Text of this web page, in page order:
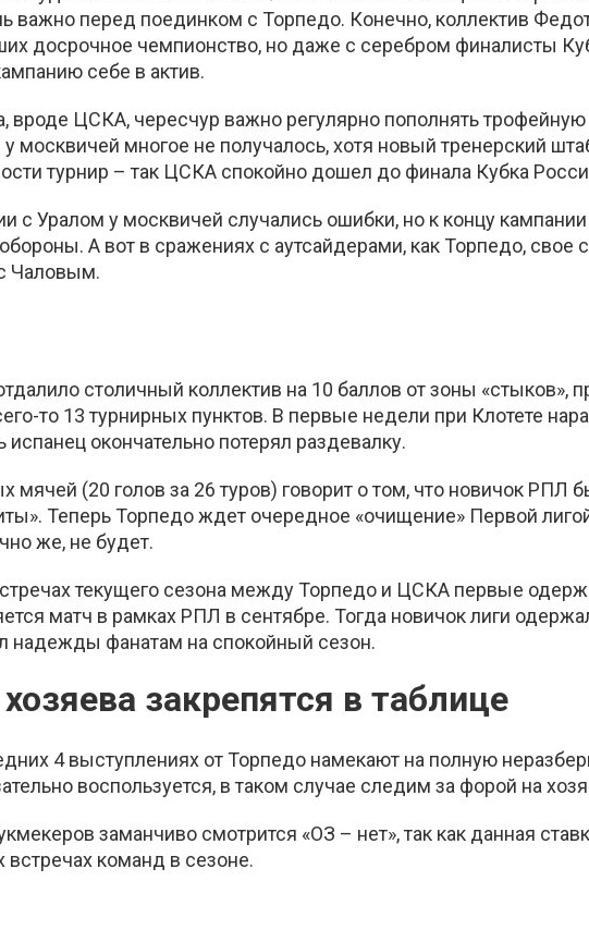
важно перед поединком с Торпедо. Конечно, коллектив
досрочное чемпионство, но даже с серебром финалисты
себе в актив.
вроде ЦСКА, чересчур важно регулярно пополнять трофейную
москвичей многое не получалось, хотя новый тренерский
турнир – так ЦСКА спокойно дошел до финала Кубка
с Уралом у москвичей случались ошибки, но к концу
А вот в сражениях с аутсайдерами, как Торпедо, свое
Чаловым.
столичный коллектив на 10 баллов от зоны «стыков»,
то 13 турнирных пунктов. В первые недели при Клотете
испанец окончательно потерял раздевалку.
(20 голов за 26 туров) говорит о том, что новичок РПЛ
Теперь Торпедо ждет очередное «очищение» Первой
же, не будет.
текущего сезона между Торпедо и ЦСКА первые
матч в рамках РПЛ в сентябре. Тогда новичок лиги
надежды фанатам на спокойный сезон.
закрепятся в таблице
4 выступлениях от Торпедо намекают на полную
воспользуется, в таком случае следим за форой на
заманчиво смотрится «ОЗ – нет», так как данная
встречах команд в сезоне.